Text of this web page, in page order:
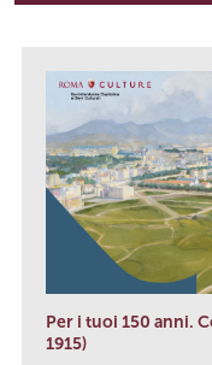
Per i tuoi 150 anni.
1915)